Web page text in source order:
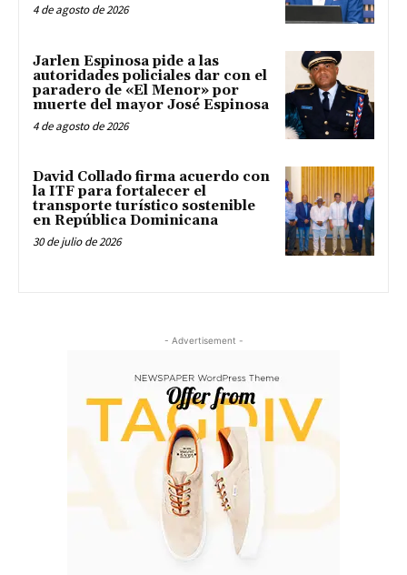
4 de agosto de 2026
Jarlen Espinosa pide a las
autoridades policiales dar con el
paradero de «El Menor» por
muerte del mayor José Espinosa
4 de agosto de 2026
David Collado firma acuerdo con
la ITF para fortalecer el
transporte turístico sostenible
en República Dominicana
30 de julio de 2026
- Advertisement -